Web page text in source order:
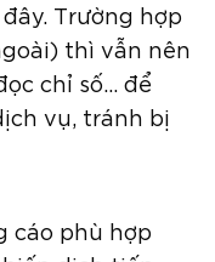
Trường hợp
thì vẫn nên
chỉ số… để
vụ, tránh bị
cáo phù hợp